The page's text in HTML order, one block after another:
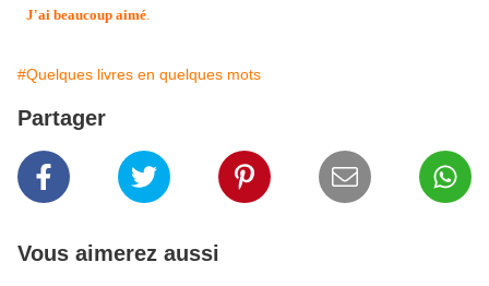
J'ai beaucoup aimé.
#Quelques livres en quelques mots
Partager
Vous aimerez aussi